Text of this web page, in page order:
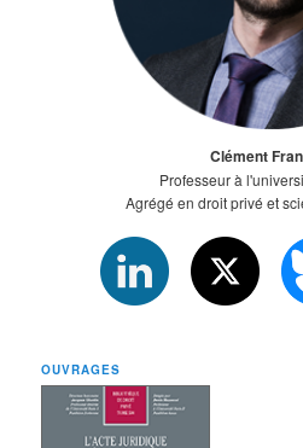
Clément
Professeur à
Agrégé en droit privé et
OUVRAGES